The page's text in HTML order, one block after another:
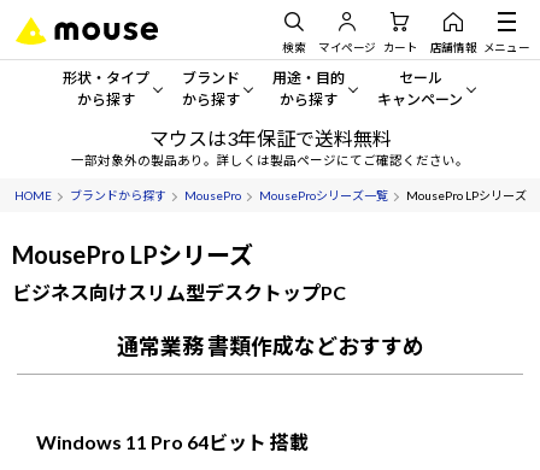
検索 マイページ カート 店舗情報 メニュー
形状・タイプ
から探す
形状・タイプから探す をすべてみる
デスクトップPC
ノートPC
サーバー
ワークステーション
ブランド
から探す
mouse
G TUNE
NEXTGEAR
MousePro
iiyama
用途・目的
から探す
一般向けパソコン
ゲーミングPC・ゲーム向けパソコン
学習向けパソコン
スペック/パーツ別
セール
キャンペーン
セール・キャンペー
期間限定セール
マウスは3年保証で送料無料
一部対象外の製品あり。詳しくは製品ページにてご確認ください。
HOME ブランドから探す MousePro MouseProシリーズ一覧 MousePro LPシリーズ
MousePro LPシリーズ
ビジネス向けスリム型デスクトップPC
通常業務 書類作成などおすすめ
Windows 11 Pro 64ビット 搭載